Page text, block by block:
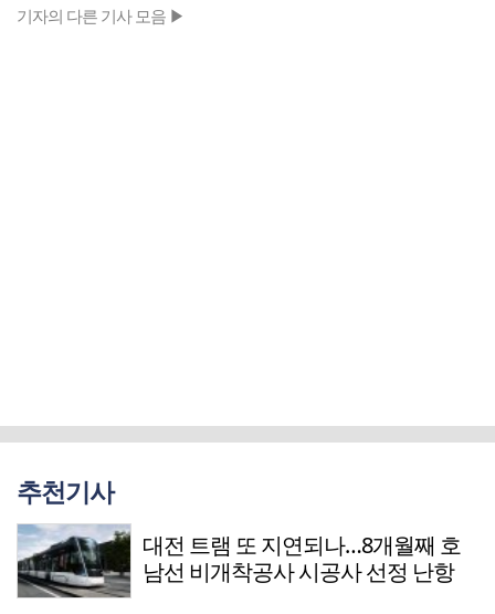
기자의 다른 기사 모음 ▶
추천기사
대전 트램 또 지연되나…8개월째 호
남선 비개착공사 시공사 선정 난항